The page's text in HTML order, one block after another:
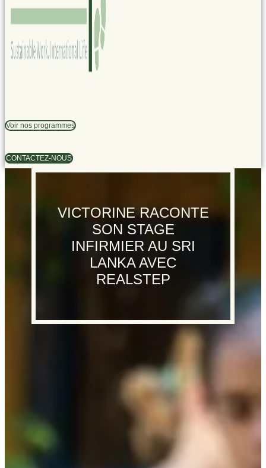
Voir nos programmes
CONTACTEZ-NOUS
VICTORINE RACONTE
SON STAGE
INFIRMIER AU SRI
LANKA AVEC
REALSTEP